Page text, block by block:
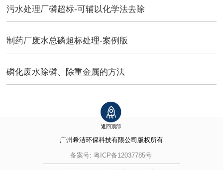
污水处理厂磷超标-可辅以化学法去除
制药厂废水总磷超标处理-案例​版
磷化废水除磷、除重金属的方法
返回顶部
广州希洁环保科技有限公司 版权所有
备案号: 粤ICP备12037785号